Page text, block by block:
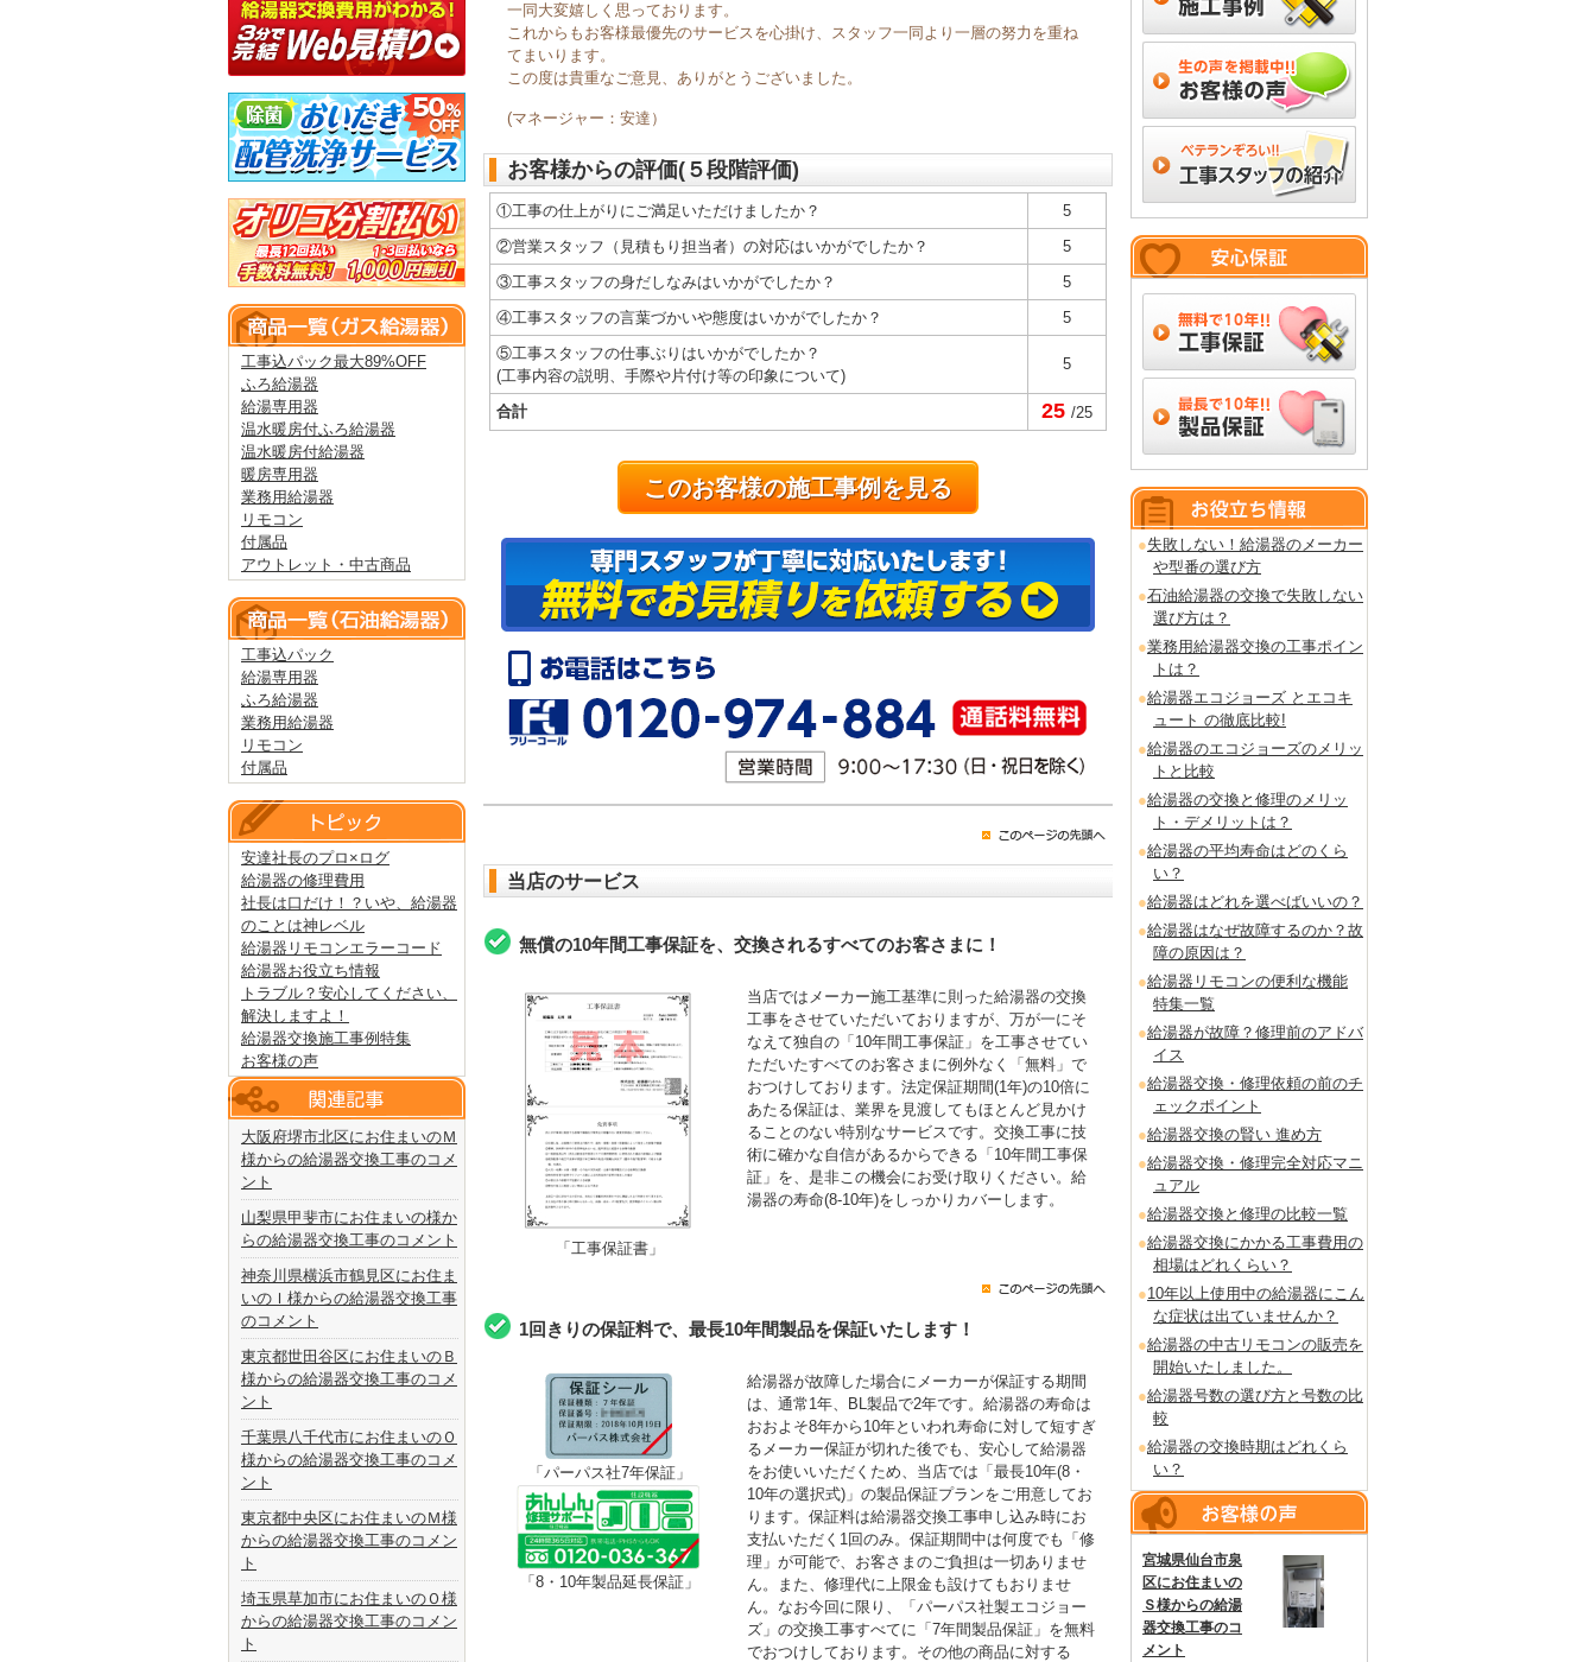
工事込パック最大89%OFF
ふろ給湯器
給湯専用器
温水暖房付ふろ給湯器
温水暖房付給湯器
暖房専用器
業務用給湯器
リモコン
付属品
アウトレット・中古商品
工事込パック
給湯専用器
ふろ給湯器
業務用給湯器
リモコン
付属品
安達社長のプロ×ログ
給湯器の修理費用
社長は口だけ！？いや、給湯器
のことは神レベル
給湯器リモコンエラーコード
給湯器お役立ち情報
トラブル？安心してください、
解決しますよ！
給湯器交換施工事例特集
お客様の声
大阪府堺市北区にお住まいのＭ
様からの給湯器交換工事のコメ
ント
山梨県甲斐市にお住まいの様か
らの給湯器交換工事のコメント
神奈川県横浜市鶴見区にお住ま
いのＩ様からの給湯器交換工事
のコメント
東京都世田谷区にお住まいのＢ
様からの給湯器交換工事のコメ
ント
千葉県八千代市にお住まいのＯ
様からの給湯器交換工事のコメ
ント
東京都中央区にお住まいのＭ様
からの給湯器交換工事のコメン
ト
埼玉県草加市にお住まいのＯ様
からの給湯器交換工事のコメン
ト
失敗しない！給湯器のメーカー
や型番の選び方
石油給湯器の交換で失敗しない
選び方は？
業務用給湯器交換の工事ポイン
トは？
給湯器エコジョーズ とエコキ
ュート の徹底比較!
給湯器のエコジョーズのメリッ
トと比較
給湯器の交換と修理のメリッ
ト・デメリットは？
給湯器の平均寿命はどのくら
い？
給湯器はどれを選べばいいの？
給湯器はなぜ故障するのか？故
障の原因は？
給湯器リモコンの便利な機能
特集一覧
給湯器が故障？修理前のアドバ
イス
給湯器交換・修理依頼の前のチ
ェックポイント
給湯器交換の賢い 進め方
給湯器交換・修理完全対応マニ
ュアル
給湯器交換と修理の比較一覧
給湯器交換にかかる工事費用の
相場はどれくらい？
10年以上使用中の給湯器にこん
な症状は出ていませんか？
給湯器の中古リモコンの販売を
開始いたしました。
給湯器号数の選び方と号数の比
較
給湯器の交換時期はどれくら
い？
宮城県仙台市泉
区にお住まいの
Ｓ様からの給湯
器交換工事のコ
メント
一同大変嬉しく思っております。
これからもお客様最優先のサービスを心掛け、スタッフ一同より一層の努力を重ね
てまいります。
この度は貴重なご意見、ありがとうございました。
(マネージャー：安達）
お客様からの評価(５段階評価)
①工事の仕上がりにご満足いただけましたか？
5
②営業スタッフ（見積もり担当者）の対応はいかがでしたか？
5
③工事スタッフの身だしなみはいかがでしたか？
5
④工事スタッフの言葉づかいや態度はいかがでしたか？
5
⑤工事スタッフの仕事ぶりはいかがでしたか？
(工事内容の説明、手際や片付け等の印象について)
5
合計 25 /25
このお客様の施工事例を見る
当店のサービス
無償の10年間工事保証を、交換されるすべてのお客さまに！
「工事保証書」
当店ではメーカー施工基準に則った給湯器の交換
工事をさせていただいておりますが、万が一にそ
なえて独自の「10年間工事保証」を工事させてい
ただいたすべてのお客さまに例外なく「無料」で
おつけしております。法定保証期間(1年)の10倍に
あたる保証は、業界を見渡してもほとんど見かけ
ることのない特別なサービスです。交換工事に技
術に確かな自信があるからできる「10年間工事保
証」を、是非この機会にお受け取りください。給
湯器の寿命(8-10年)をしっかりカバーします。
1回きりの保証料で、最長10年間製品を保証いたします！
「パーパス社7年保証」
「8・10年製品延長保証」
給湯器が故障した場合にメーカーが保証する期間
は、通常1年、BL製品で2年です。給湯器の寿命は
おおよそ8年から10年といわれ寿命に対して短すぎ
るメーカー保証が切れた後でも、安心して給湯器
をお使いいただくため、当店では「最長10年(8・
10年の選択式)」の製品保証プランをご用意してお
ります。保証料は給湯器交換工事申し込み時にお
支払いただく1回のみ。保証期間中は何度でも「修
理」が可能で、お客さまのご負担は一切ありませ
ん。また、修理代に上限金も設けてもおりませ
ん。なお今回に限り、「パーパス社製エコジョー
ズ」の交換工事すべてに「7年間製品保証」を無料
でおつけしております。その他の商品に対する